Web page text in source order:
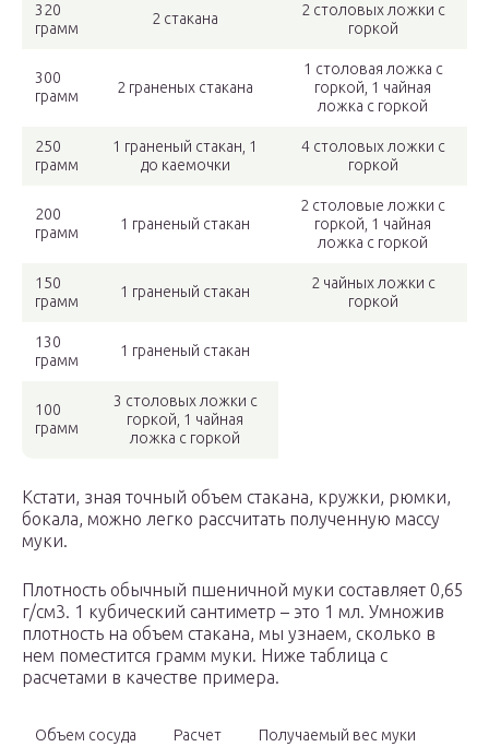
320
грамм
2 стакана
2 столовых ложки с
горкой
300
грамм
2 граненых стакана
1 столовая ложка с
горкой, 1 чайная
ложка с горкой
250
грамм
1 граненый стакан, 1
до каемочки
4 столовых ложки с
горкой
200
грамм
1 граненый стакан
2 столовые ложки с
горкой, 1 чайная
ложка с горкой
150
грамм
1 граненый стакан
2 чайных ложки с
горкой
130
грамм
1 граненый стакан
100
грамм
3 столовых ложки с
горкой, 1 чайная
ложка с горкой
Кстати, зная точный объем стакана, кружки, рюмки,
бокала, можно легко рассчитать полученную массу
муки.
Плотность обычный пшеничной муки составляет 0,65
г/см3. 1 кубический сантиметр – это 1 мл. Умножив
плотность на объем стакана, мы узнаем, сколько в
нем поместится грамм муки. Ниже таблица с
расчетами в качестве примера.
Объем сосуда Расчет Получаемый вес муки